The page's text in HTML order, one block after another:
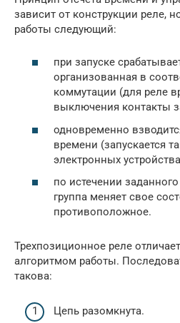
зависит от конструкции реле,
работы следующий:
при запуске
организованная в
коммутации (для реле
выключения контакты
одновременно
времени (запускается
электронных
по истечении
группа меняет свое
противоположное.
Трехпозиционное реле
алгоритмом работы.
такова:
Цепь разомкнута.